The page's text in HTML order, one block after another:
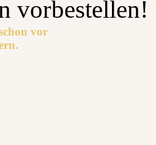
vorbestellen!
vor
5